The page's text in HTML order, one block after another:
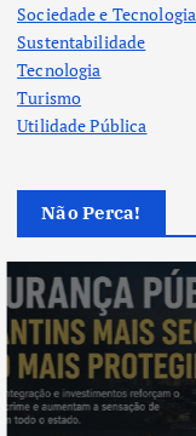
Sociedade e Tecnologia
Sustentabilidade
Tecnologia
Turismo
Utilidade Pública
Não Perca!